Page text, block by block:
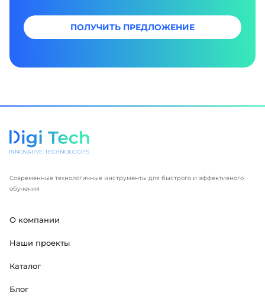
ПОЛУЧИТЬ ПРЕДЛОЖЕНИЕ
Современные технологичные инструменты для быстрого и эффективного
обучения
О компании
Наши проекты
Каталог
Блог